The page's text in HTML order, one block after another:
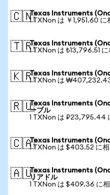
🇨🇳Texas Instruments
1 TXNon は ￥1,951.60 に
🇹🇷Texas Instruments
1 TXNon は ₺13,796.51 に
🇰🇷Texas Instruments
1 TXNon は
🇷🇺Texas Instruments
ーブル
1 TXNon は ₽23,795.44
🇨🇦Texas Instruments
1 TXNon は $403.52 に相
🇦🇺Texas Instruments
リアドル
1 TXNon は $409.36 に